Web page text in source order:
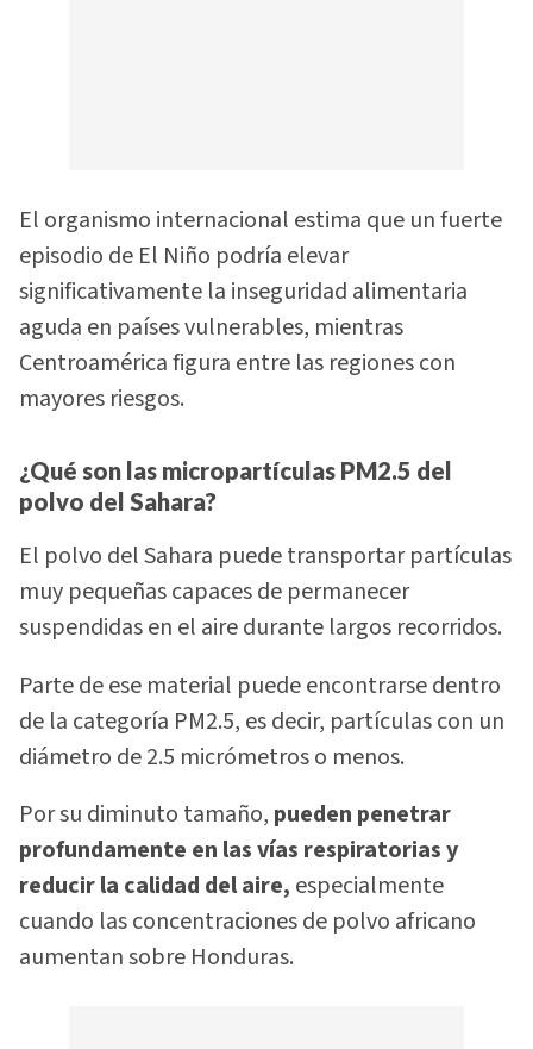
El organismo internacional estima que un fuerte
episodio de El Niño podría elevar
significativamente la inseguridad alimentaria
aguda en países vulnerables, mientras
Centroamérica figura entre las regiones con
mayores riesgos.
¿Qué son las micropartículas PM2.5 del
polvo del Sahara?
El polvo del Sahara puede transportar partículas
muy pequeñas capaces de permanecer
suspendidas en el aire durante largos recorridos.
Parte de ese material puede encontrarse dentro
de la categoría PM2.5, es decir, partículas con un
diámetro de 2.5 micrómetros o menos.
Por su diminuto tamaño, pueden penetrar
profundamente en las vías respiratorias y
reducir la calidad del aire, especialmente
cuando las concentraciones de polvo africano
aumentan sobre Honduras.